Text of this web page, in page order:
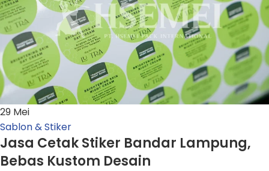
29 Mei
Sablon & Stiker
Jasa Cetak Stiker Bandar Lampung,
Bebas Kustom Desain